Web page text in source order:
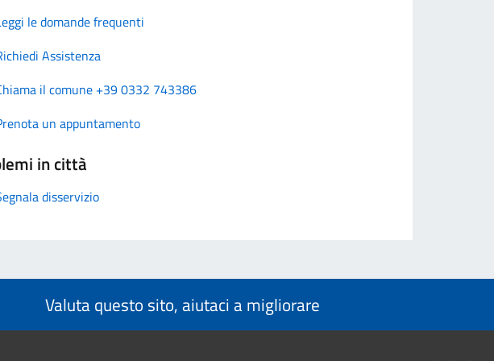
le domande frequenti
Assistenza
il comune +39 0332 743386
un appuntamento
in città
disservizio
Valuta questo sito, aiutaci a migliorare